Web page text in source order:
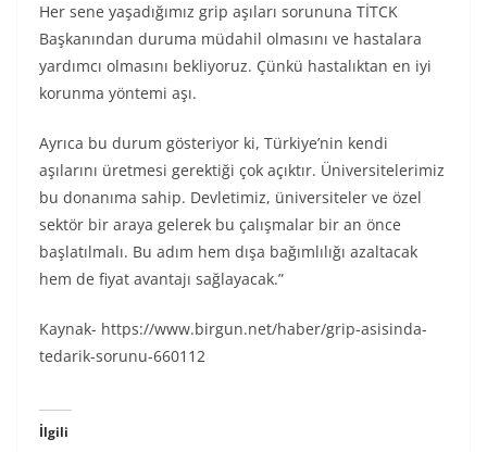
Her sene yaşadığımız grip aşıları sorununa TİTCK
Başkanından duruma müdahil olmasını ve hastalara
yardımcı olmasını bekliyoruz. Çünkü hastalıktan en iyi
korunma yöntemi aşı.
Ayrıca bu durum gösteriyor ki, Türkiye’nin kendi
aşılarını üretmesi gerektiği çok açıktır. Üniversitelerimiz
bu donanıma sahip. Devletimiz, üniversiteler ve özel
sektör bir araya gelerek bu çalışmalar bir an önce
başlatılmalı. Bu adım hem dışa bağımlılığı azaltacak
hem de fiyat avantajı sağlayacak.”
Kaynak- https://www.birgun.net/haber/grip-asisinda-
tedarik-sorunu-660112
İlgili